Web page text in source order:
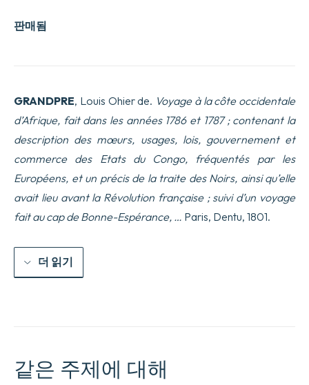
판매됨
GRANDPRE, Louis Ohier de. Voyage à la côte occidentale
d’Afrique, fait dans les années 1786 et 1787 ; contenant la
description des mœurs, usages, lois, gouvernement et
commerce des Etats du Congo, fréquentés par les
Européens, et un précis de la traite des Noirs, ainsi qu’elle
avait lieu avant la Révolution française ; suivi d’un voyage
fait au cap de Bonne-Espérance, … Paris, Dentu, 1801.
더 읽기
같은 주제에 대해